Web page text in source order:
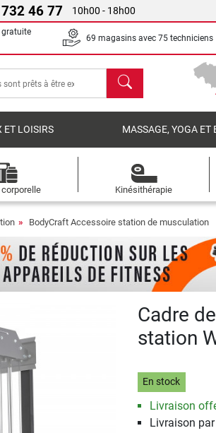
46 77 10h00 - 18h00
gratuite
69 magasins avec 75 techniciens
chercher
ET LOISIRS MASSAGE, YOGA ET
Kinésithérapie
BodyCraft Accessoire station de musculation
Cadre
station
En stock
Livraison
Livraison